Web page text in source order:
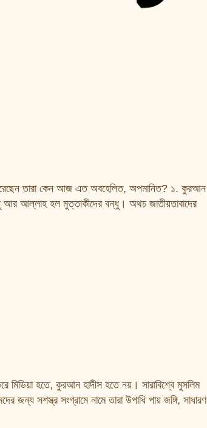
করেছেন তারা কেন আজ এত অবহেলিত, অপমানিত? ১. কুরআন
আল্লাহ হল মুত্তাকীদের বন্ধু। অথচ জাতীয়তাবাদের
মিডিয়া হতে, কুরআন হাদীস হতে নয়। সারাবিশ্বে মুসলিম
জন্য সশস্ত্র সংগ্রামে নামে তারা উপাধি পায় জঙ্গি, সাধারণ